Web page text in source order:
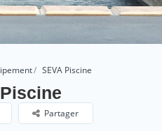
SEVA Piscine
Partager